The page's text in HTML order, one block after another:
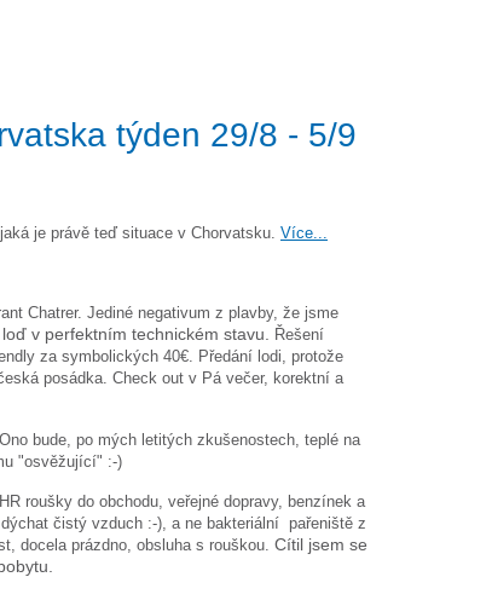
týden 29/8 - 5/9
je právě teď situace v Chorvatsku. Více...
Chatrer. Jediné negativum z plavby, že jsme
v perfektním technickém stavu. Řešení
za symbolických 40€. Předání lodi, protože
posádka. Check out v Pá večer, korektní a
Ono bude, po mých letitých zkušenostech, teplé na
"osvěžující" :-)
roušky do obchodu, veřejné dopravy, benzínek a
čistý vzduch :-), a ne bakteriální pařeniště z
docela prázdno, obsluha s rouškou. Cítil jsem se